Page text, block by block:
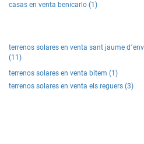
casas en venta benicarlo (1)
terrenos solares en venta sant jaume
(11)
terrenos solares en venta bitem (1)
terrenos solares en venta els reguers (3)